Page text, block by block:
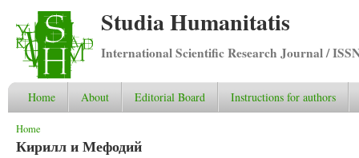
Studia Humanitatis
International Scientific Research Journal /
Home About Editorial Board Instructions for authors
You are here
Home
Кирилл и Мефодий